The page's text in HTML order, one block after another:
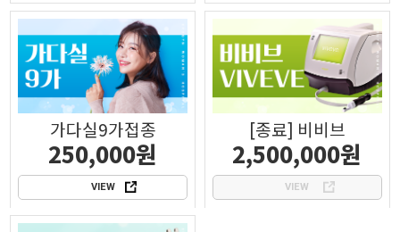
가다실9가접종
250,000원
VIEW
[종료] 비비브
2,500,000원
VIEW